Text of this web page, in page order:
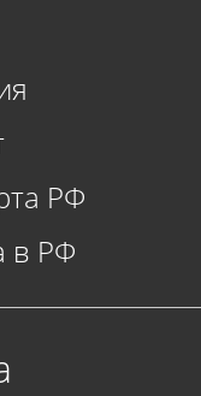
РФ
в РФ